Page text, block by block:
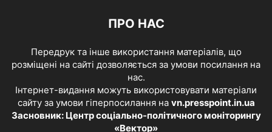
ПРО НАС
Передрук та інше використання матеріалів, що
розміщені на сайті дозволяється за умови посилання на
нас.
Інтернет-видання можуть використовувати матеріали
сайту за умови гіперпосилання на vn.presspoint.in.ua
Засновник: Центр соціально-політичного моніторингу
«Вектор»